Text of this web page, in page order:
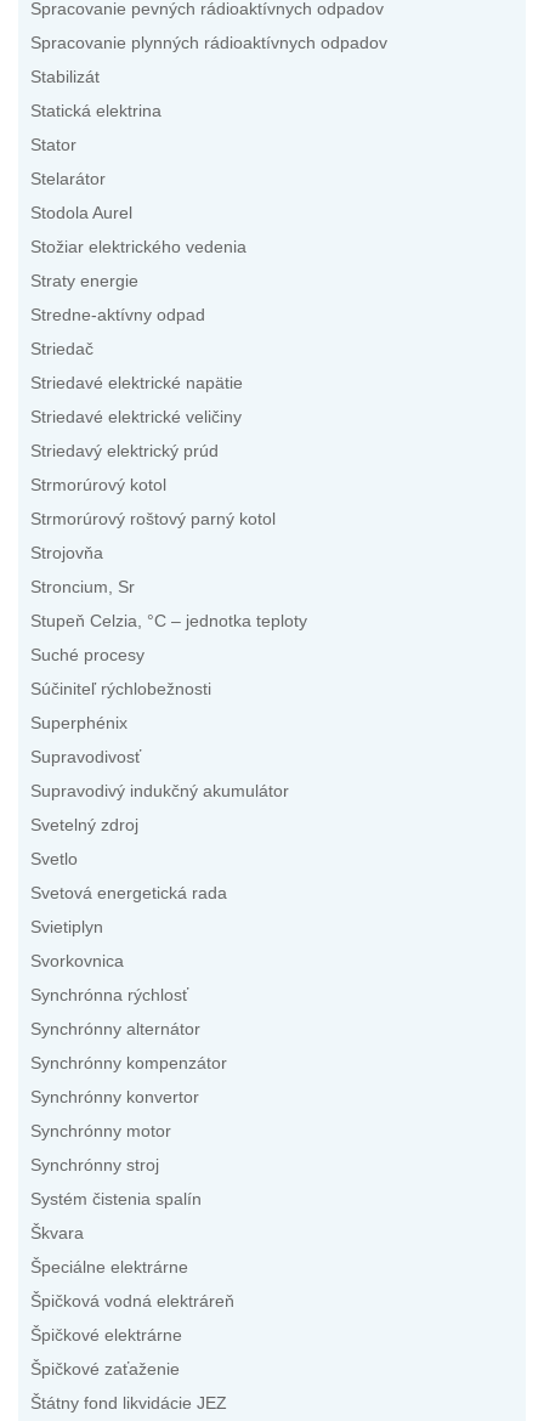
Spracovanie pevných rádioaktívnych odpadov
Spracovanie plynných rádioaktívnych odpadov
Stabilizát
Statická elektrina
Stator
Stelarátor
Stodola Aurel
Stožiar elektrického vedenia
Straty energie
Stredne-aktívny odpad
Striedač
Striedavé elektrické napätie
Striedavé elektrické veličiny
Striedavý elektrický prúd
Strmorúrový kotol
Strmorúrový roštový parný kotol
Strojovňa
Stroncium, Sr
Stupeň Celzia, °C – jednotka teploty
Suché procesy
Súčiniteľ rýchlobežnosti
Superphénix
Supravodivosť
Supravodivý indukčný akumulátor
Svetelný zdroj
Svetlo
Svetová energetická rada
Svietiplyn
Svorkovnica
Synchrónna rýchlosť
Synchrónny alternátor
Synchrónny kompenzátor
Synchrónny konvertor
Synchrónny motor
Synchrónny stroj
Systém čistenia spalín
Škvara
Špeciálne elektrárne
Špičková vodná elektráreň
Špičkové elektrárne
Špičkové zaťaženie
Štátny fond likvidácie JEZ